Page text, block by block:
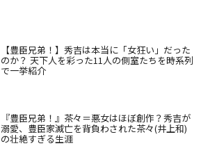
【豊臣兄弟！】秀吉は本当に「女狂い」だった
のか？ 天下人を彩った11人の側室たちを時系列
で一挙紹介
『豊臣兄弟！』茶々＝悪女はほぼ創作？秀吉が
溺愛、豊臣家滅亡を背負わされた茶々(井上和)
の壮絶すぎる生涯